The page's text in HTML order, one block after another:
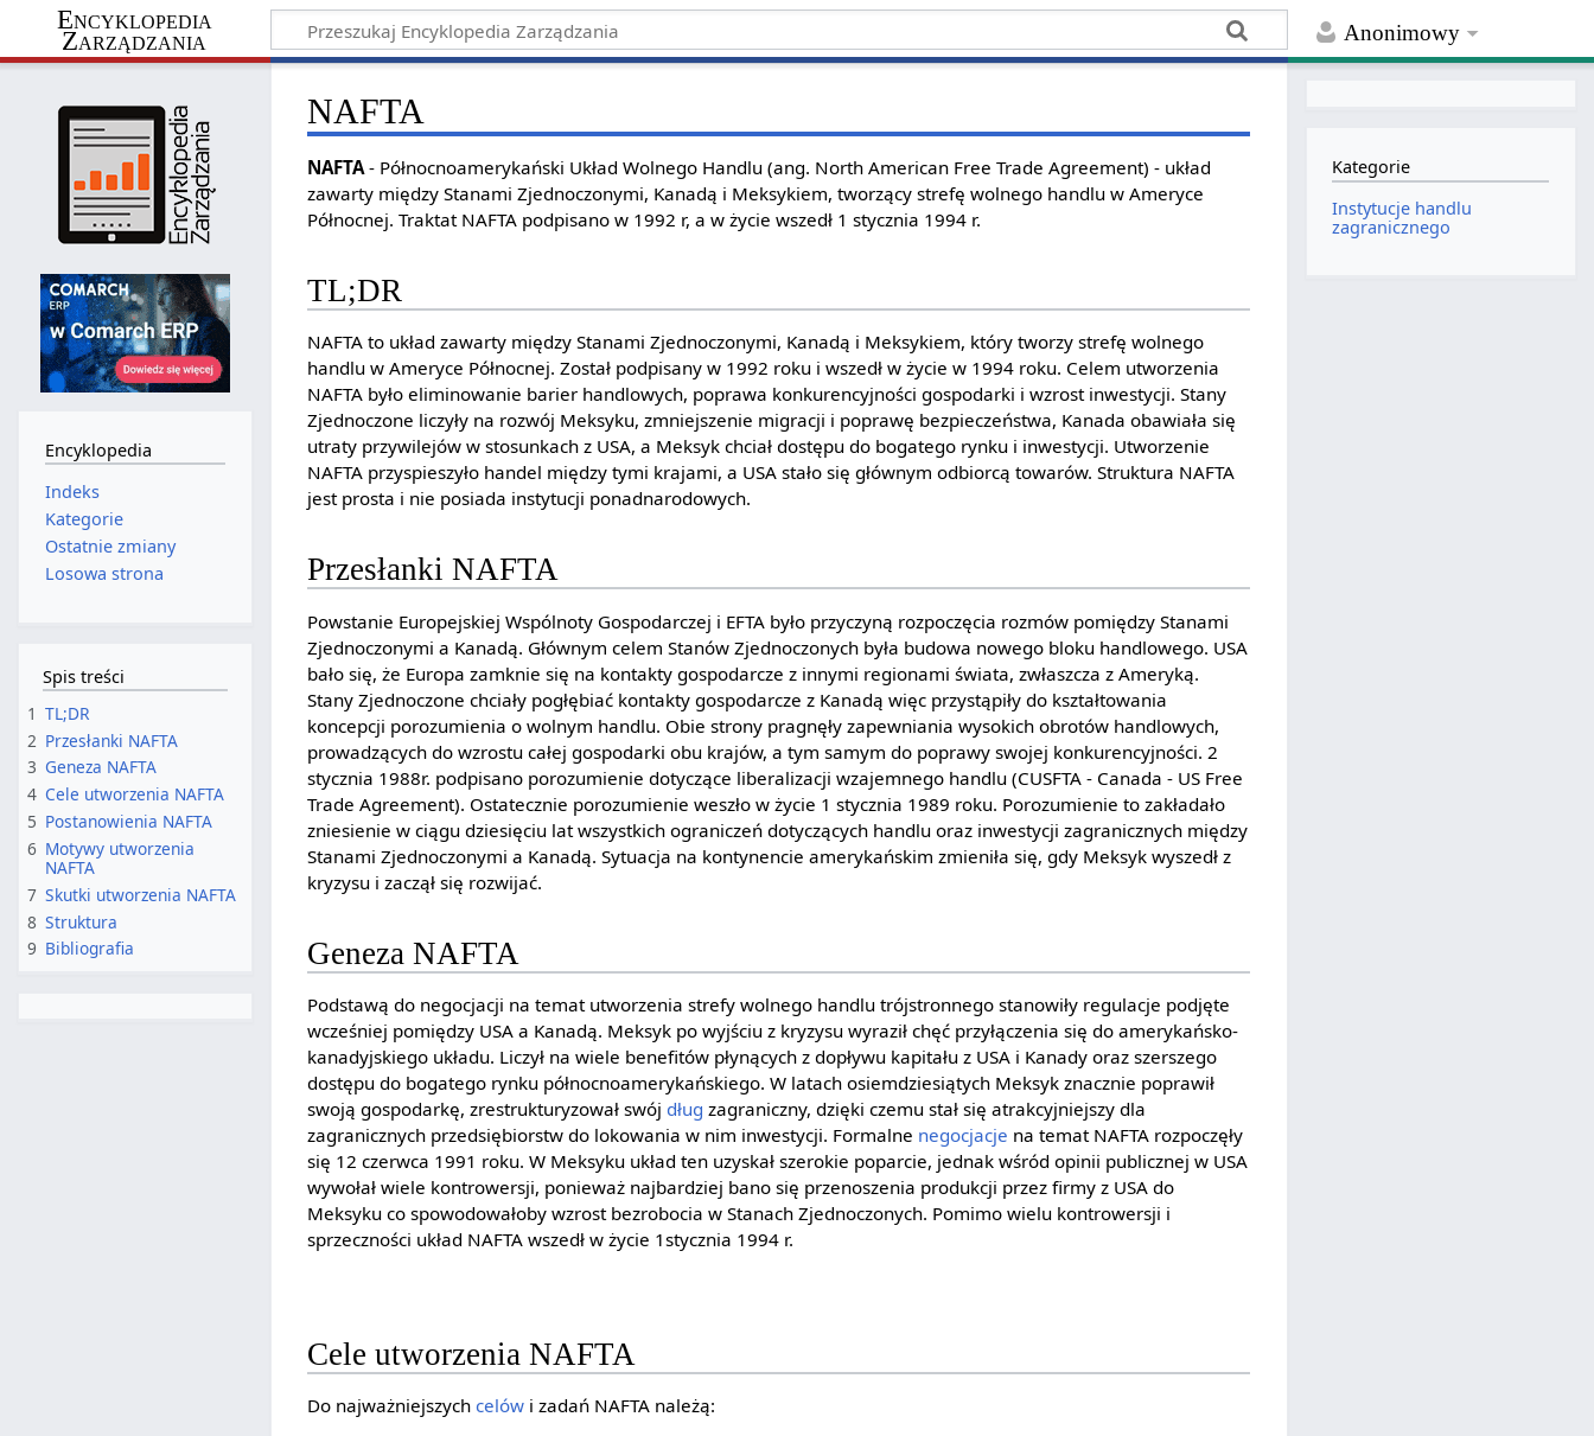
Anonimowy
Encyklopedia
Zarządzania
NAFTA
NAFTA - Północnoamerykański Układ Wolnego Handlu (ang. North American Free Trade Agreement) - układ
zawarty między Stanami Zjednoczonymi, Kanadą i Meksykiem, tworzący strefę wolnego handlu w Ameryce
Północnej. Traktat NAFTA podpisano w 1992 r, a w życie wszedł 1 stycznia 1994 r.
TL;DR
NAFTA to układ zawarty między Stanami Zjednoczonymi, Kanadą i Meksykiem, który tworzy strefę wolnego
handlu w Ameryce Północnej. Został podpisany w 1992 roku i wszedł w życie w 1994 roku. Celem utworzenia
NAFTA było eliminowanie barier handlowych, poprawa konkurencyjności gospodarki i wzrost inwestycji. Stany
Zjednoczone liczyły na rozwój Meksyku, zmniejszenie migracji i poprawę bezpieczeństwa, Kanada obawiała się
utraty przywilejów w stosunkach z USA, a Meksyk chciał dostępu do bogatego rynku i inwestycji. Utworzenie
NAFTA przyspieszyło handel między tymi krajami, a USA stało się głównym odbiorcą towarów. Struktura NAFTA
jest prosta i nie posiada instytucji ponadnarodowych.
Przesłanki NAFTA
Powstanie Europejskiej Wspólnoty Gospodarczej i EFTA było przyczyną rozpoczęcia rozmów pomiędzy Stanami
Zjednoczonymi a Kanadą. Głównym celem Stanów Zjednoczonych była budowa nowego bloku handlowego. USA
bało się, że Europa zamknie się na kontakty gospodarcze z innymi regionami świata, zwłaszcza z Ameryką.
Stany Zjednoczone chciały pogłębiać kontakty gospodarcze z Kanadą więc przystąpiły do kształtowania
koncepcji porozumienia o wolnym handlu. Obie strony pragnęły zapewniania wysokich obrotów handlowych,
prowadzących do wzrostu całej gospodarki obu krajów, a tym samym do poprawy swojej konkurencyjności. 2
stycznia 1988r. podpisano porozumienie dotyczące liberalizacji wzajemnego handlu (CUSFTA - Canada - US Free
Trade Agreement). Ostatecznie porozumienie weszło w życie 1 stycznia 1989 roku. Porozumienie to zakładało
zniesienie w ciągu dziesięciu lat wszystkich ograniczeń dotyczących handlu oraz inwestycji zagranicznych między
Stanami Zjednoczonymi a Kanadą. Sytuacja na kontynencie amerykańskim zmieniła się, gdy Meksyk wyszedł z
kryzysu i zaczął się rozwijać.
Geneza NAFTA
Podstawą do negocjacji na temat utworzenia strefy wolnego handlu trójstronnego stanowiły regulacje podjęte
wcześniej pomiędzy USA a Kanadą. Meksyk po wyjściu z kryzysu wyraził chęć przyłączenia się do amerykańsko-
kanadyjskiego układu. Liczył na wiele benefitów płynących z dopływu kapitału z USA i Kanady oraz szerszego
dostępu do bogatego rynku północnoamerykańskiego. W latach osiemdziesiątych Meksyk znacznie poprawił
swoją gospodarkę, zrestrukturyzował swój dług zagraniczny, dzięki czemu stał się atrakcyjniejszy dla
zagranicznych przedsiębiorstw do lokowania w nim inwestycji. Formalne negocjacje na temat NAFTA rozpoczęły
się 12 czerwca 1991 roku. W Meksyku układ ten uzyskał szerokie poparcie, jednak wśród opinii publicznej w USA
wywołał wiele kontrowersji, ponieważ najbardziej bano się przenoszenia produkcji przez firmy z USA do
Meksyku co spowodowałoby wzrost bezrobocia w Stanach Zjednoczonych. Pomimo wielu kontrowersji i
sprzeczności układ NAFTA wszedł w życie 1stycznia 1994 r.
Cele utworzenia NAFTA
Do najważniejszychcelów i zadań NAFTA należą:
Encyklopedia
Indeks
Kategorie
Ostatnie zmiany
Losowa strona
Spis treści
1 TL;DR
2 Przesłanki NAFTA
3 Geneza NAFTA
4 Cele utworzenia NAFTA
5 Postanowienia NAFTA
6 Motywy utworzenia
NAFTA
7 Skutki utworzenia NAFTA
8 Struktura
9 Bibliografia
Kategorie
Instytucje handlu
zagranicznego